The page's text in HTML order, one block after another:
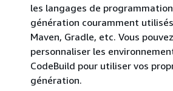
les langages de
génération couramment
Maven, Gradle, etc. Vous
personnaliser les
CodeBuild pour utiliser vos
génération.